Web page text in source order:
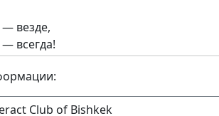
везде,
всегда!
Club of Bishkek